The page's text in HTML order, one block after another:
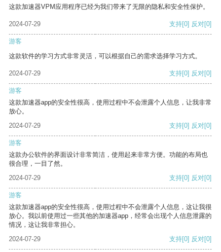
这款加速器VPM应用程序已经为我们带来了无限的隐私和安全性保护。
2024-07-29 支持[0] 反对[0]
游客
这款软件的学习方式非常灵活，可以根据自己的需求选择学习方式。
2024-07-29 支持[0] 反对[0]
游客
这款加速器app的安全性很高，使用过程中不会泄露个人信息，让我非常
放心。
2024-07-29
支持[0] 反对[0]
游客
这款办公软件的界面设计非常简洁，使用起来非常方便。功能的布局也
很合理，一目了然。
2024-07-29
支持[0] 反对[0]
游客
这款加速器app的安全性很高，使用过程中不会泄露个人信息，这让我很
放心。我以前使用过一些其他的加速器app，经常会出现个人信息泄露的
情况，这让我非常担心。
2024-07-29
支持[0] 反对[0]